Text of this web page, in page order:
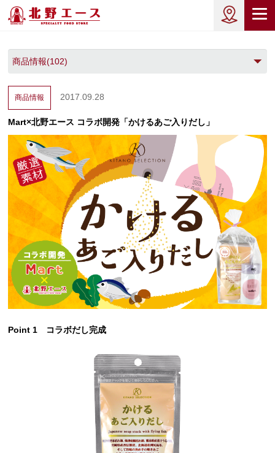
商品情報 2017.09.28
Mart×北野エース コラボ開発「かけるあご入りだし」
Point 1 コラボだし完成